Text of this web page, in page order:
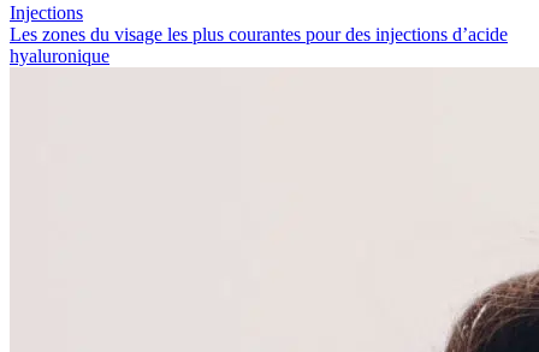
Injections
Les zones du visage les plus courantes pour des injections d’acide
hyaluronique